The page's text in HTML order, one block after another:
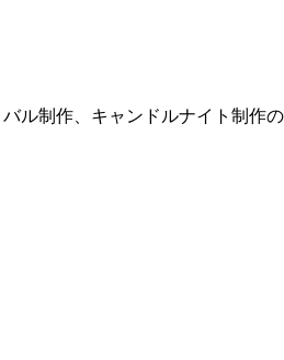
制作、キャンドルナイト制作